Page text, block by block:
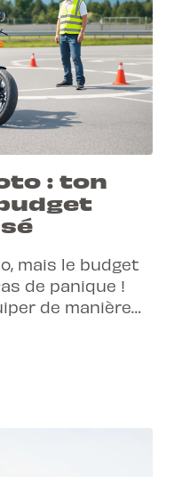
: ton
mais le budget
de panique !
de manière